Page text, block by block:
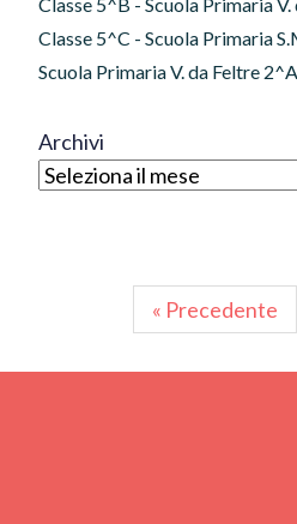
Classe 5^B - Scuola Primaria V.
Classe 5^C - Scuola Primaria
Scuola Primaria V. da Feltre 2^A
Archivi
« Precedente